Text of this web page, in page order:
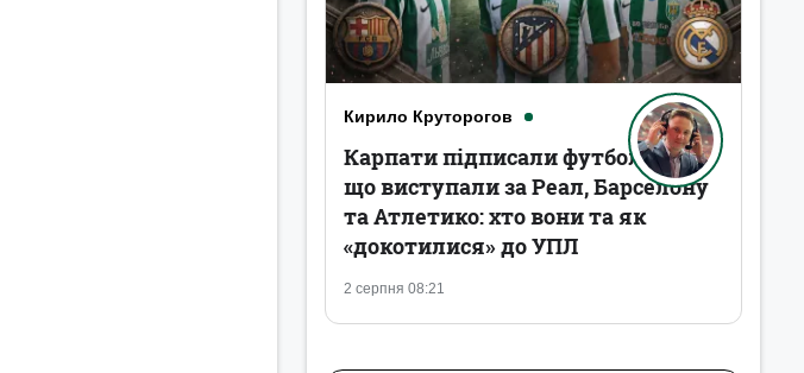
Кирило Круторогов
2 серпня 08:21
Карпати підписали футболістів,
що виступали за Реал, Барселону
та Атлетико: хто вони та як
«докотилися» до УПЛ